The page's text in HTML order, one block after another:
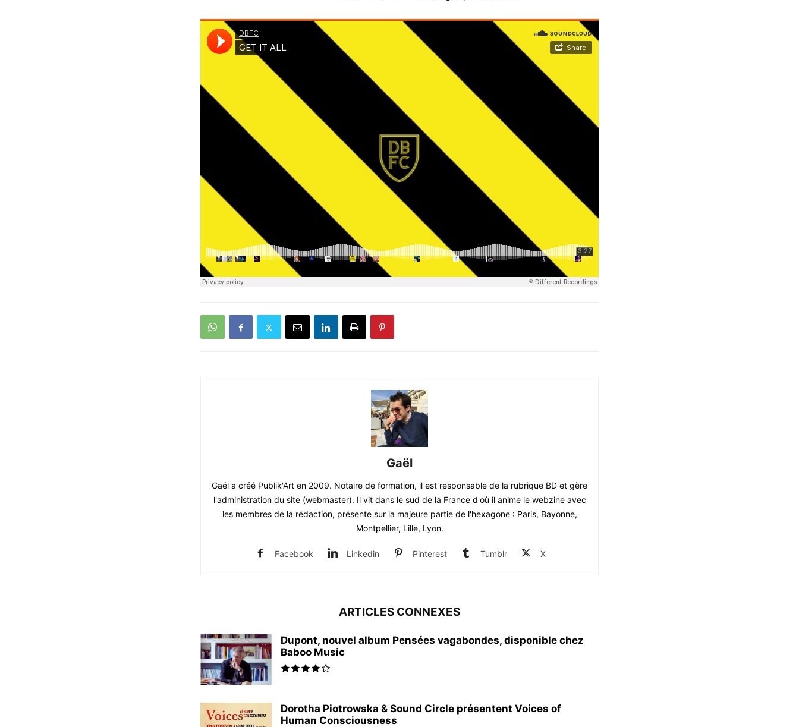
Gaël
Gaël a créé Publik'Art en 2009. Notaire de formation, il est responsable de la rubrique BD et gère
l'administration du site (webmaster). Il vit dans le sud de la France d'où il anime le webzine avec
les membres de la rédaction, présente sur la majeure partie de l'hexagone : Paris, Bayonne,
Montpellier, Lille, Lyon.
Facebook Linkedin Pinterest Tumblr X
ARTICLES CONNEXES
Dupont, nouvel album Pensées vagabondes, disponible chez
Baboo Music
Dorotha Piotrowska & Sound Circle présentent Voices of
Human Consciousness